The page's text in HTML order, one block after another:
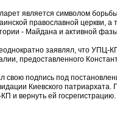
является символом
православной церкви,
- Майдана и активной
заявлял, что УПЦ-
предоставленного
свою подпись под
Киевского
и вернуть ей госрегистрацию.